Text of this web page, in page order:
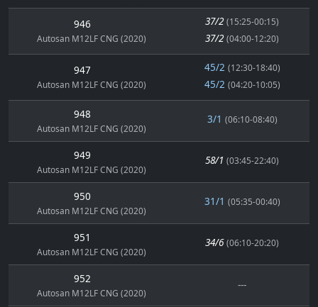
946
Autosan M12LF CNG (2020)
37/2 (15:25-00:15)
37/2 (04:00-12:20)
947
Autosan M12LF CNG (2020)
45/2 (12:30-18:40)
45/2 (04:20-10:05)
948
Autosan M12LF CNG (2020)
3/1 (06:10-08:40)
949
Autosan M12LF CNG (2020)
58/1 (03:45-22:40)
950
Autosan M12LF CNG (2020)
31/1 (05:35-00:40)
951
Autosan M12LF CNG (2020)
34/6 (06:10-20:20)
952
Autosan M12LF CNG (2020)
---